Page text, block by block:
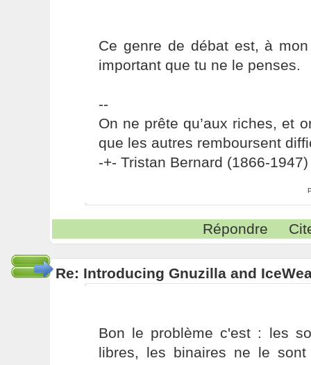
Ce genre de débat est, à
important que tu ne le penses.
--
On ne prête qu’aux riches, et
que les autres remboursent
-+- Tristan Bernard (1866-1947)
Répondre
Re: Introducing Gnuzilla and
Bon le problème c'est : les
libres, les binaires ne le